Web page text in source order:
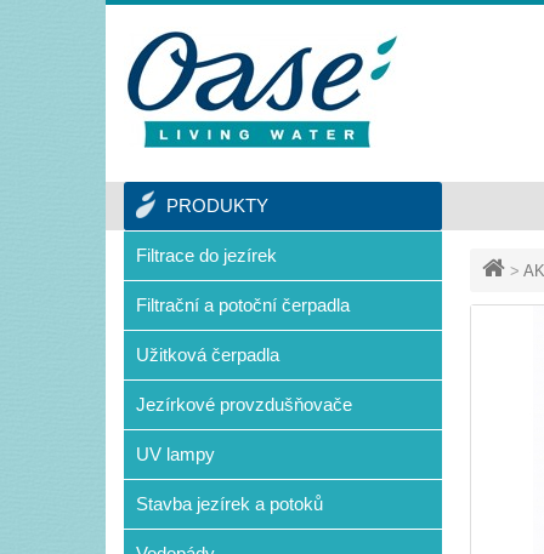
>
PRODUKTY
Filtrace do jezírek
Filtrační a potoční čerpadla
Užitková čerpadla
Jezírkové provzdušňovače
UV lampy
Stavba jezírek a potoků